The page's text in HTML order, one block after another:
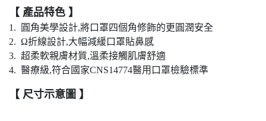
【 產品特色 】
1. 圓角美學設計,將口罩四個角修飾的更圓潤安全
2. Ω折線設計,大幅減緩口罩貼鼻感
3. 超柔軟親膚材質,溫柔接觸肌膚舒適
4. 醫療級,符合國家CNS14774醫用口罩檢驗標準
【 尺寸示意圖 】